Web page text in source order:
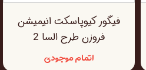
فیگور کیوپاسکت انیمیشن
فروزن طرح السا 2
اتمام موجودی